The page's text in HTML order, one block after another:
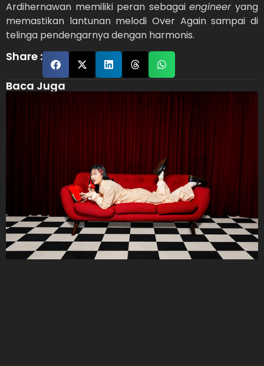
Ardihernawan memiliki peran sebagaiengineeryang
memastikan lantunan melodi Over Again sampai di
telinga pendengarnya dengan harmonis.
Share :
Baca Juga